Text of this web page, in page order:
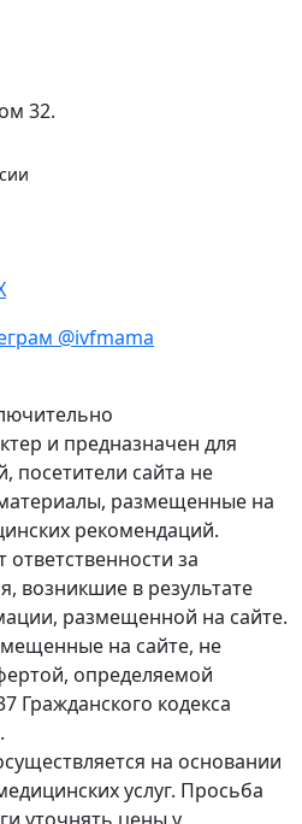
32.
@ivfmama
и предназначен для
посетители сайта не
размещенные на
рекомендаций.
за
возникшие в результате
размещенной на сайте.
на сайте, не
определяемой
Гражданского кодекса
на основании
услуг. Просьба